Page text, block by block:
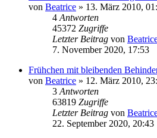
von Beatrice » 13. März 2010,
4 Antworten
45372 Zugriffe
Letzter Beitrag von
7. November 2020, 17:53
Frühchen mit bleibenden
von Beatrice » 12. März 2010,
3 Antworten
63819 Zugriffe
Letzter Beitrag von
22. September 2020, 20:43